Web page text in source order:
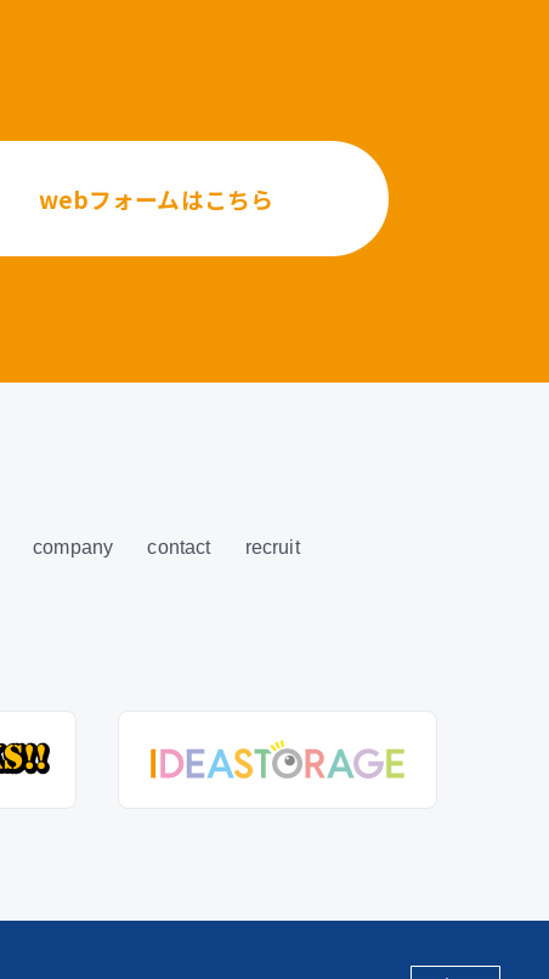
webフォームはこちら
company contact recruit